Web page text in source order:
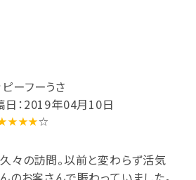
ーフーうさ
日：2019年04月10日
☆
々の訪問。以前と変わらず活気